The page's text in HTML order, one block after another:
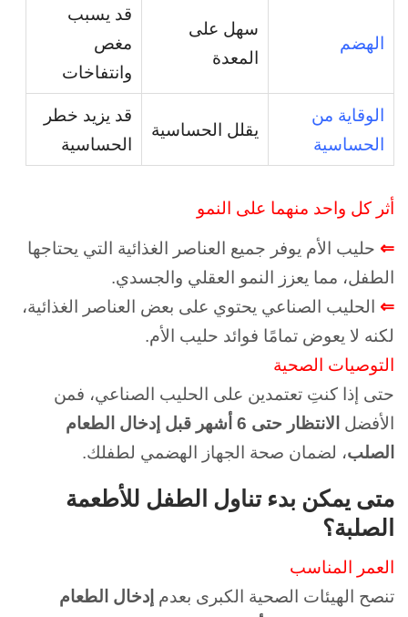
الهضم
سهل على
المعدة
قد يسبب
مغص
وانتفاخات
الوقاية من
الحساسية
يقلل الحساسية
قد يزيد خطر
الحساسية
أثر كل واحد منهما على النمو
⇐ حليب الأم يوفر جميع العناصر الغذائية التي يحتاجها
الطفل، مما يعزز النمو العقلي والجسدي.
⇐ الحليب الصناعي يحتوي على بعض العناصر الغذائية،
لكنه لا يعوض تمامًا فوائد حليب الأم.
التوصيات الصحية
حتى إذا كنتِ تعتمدين على الحليب الصناعي، فمن
الأفضل
الانتظار حتى 6 أشهر قبل إدخال الطعام
الصلب، لضمان صحة الجهاز الهضمي لطفلك.
متى يمكن بدء تناول الطفل للأطعمة
الصلبة؟
العمر المناسب
تنصح الهيئات الصحية الكبرى بعدم إدخال الطعام